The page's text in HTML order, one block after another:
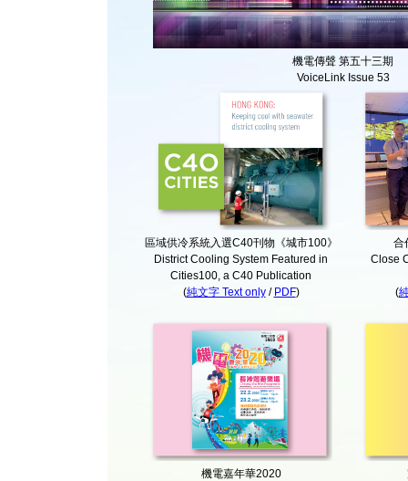
機電傳聲 第五十三期
VoiceLink Issue 53
區域供冷系統入選C40刊物《城市100》
District Cooling System Featured in
Cities100, a C40 Publication
(純文字 Text only/ PDF)
合
Close
(
機電嘉年華2020